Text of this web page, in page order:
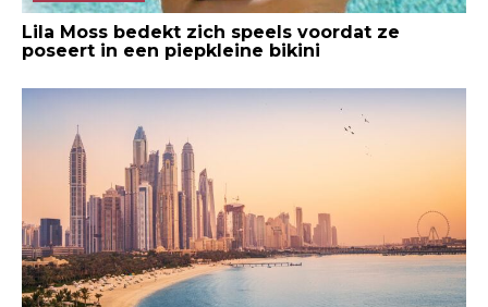
Lila Moss bedekt zich speels voordat ze
poseert in een piepkleine bikini